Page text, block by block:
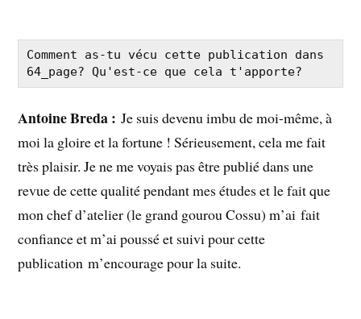
Comment as-tu vécu cette publication dans
64_page? Qu'est-ce que cela t'apporte?
Antoine Breda :Je suis devenu imbu de moi-même, à
moi la gloire et la fortune ! Sérieusement, cela me fait
très plaisir. Je ne me voyais pas être publié dans une
revue de cette qualité pendant mes études et le fait que
mon chef d’atelier (le grand gourou Cossu) m’ai fait
confiance et m’ai poussé et suivi pour cette
publication m’encourage pour la suite.